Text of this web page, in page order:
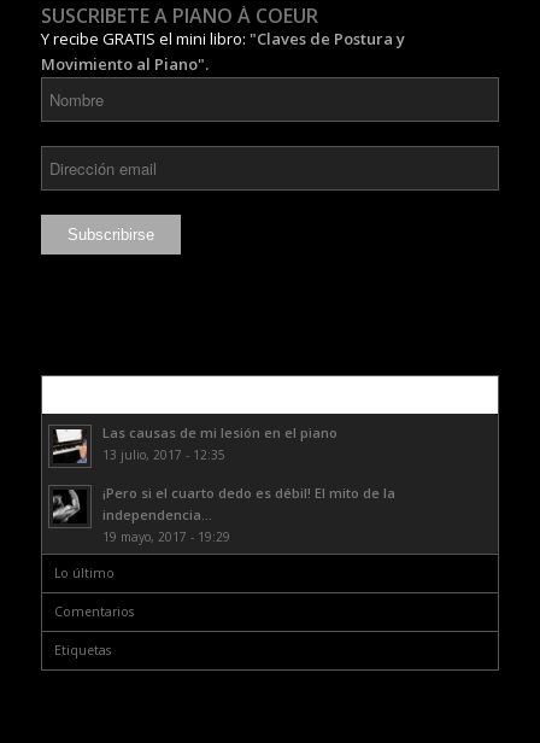
SUSCRIBETE A PIANO À COEUR
Y recibe GRATIS el mini libro: "Claves de Postura y
Movimiento al Piano".
Las causas de mi lesión en el piano
13 julio, 2017 - 12:35
¡Pero si el cuarto dedo es débil! El mito de la
independencia...
19 mayo, 2017 - 19:29
Lo último
Comentarios
Etiquetas